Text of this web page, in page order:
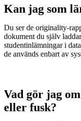
Kan jag som
Du ser de originality-
dokument du själv
studentinlämningar i
de används enbart av
Vad gör jag
eller fusk?